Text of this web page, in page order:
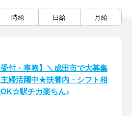
時給 日給 月給
受付・事務】＼成田市で大募集
主婦活躍中★扶養内・シフト相
駅チカ楽ちん♪